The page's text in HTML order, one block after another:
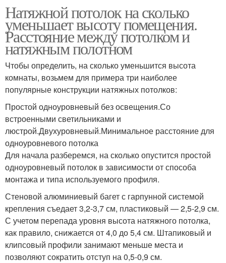
Натяжной потолок на сколько
уменьшает высоту помещения.
Расстояние между потолком и
натяжным полотном
Чтобы определить, на сколько уменьшится высота
комнаты, возьмем для примера три наиболее
популярные конструкции натяжных потолков:
Простой одноуровневый без освещения.Со
встроенными светильниками и
люстрой.Двухуровневый.Минимальное расстояние для
одноуровневого потолка
Для начала разберемся, на сколько опустится простой
одноуровневый потолок в зависимости от способа
монтажа и типа используемого профиля.
Стеновой алюминиевый багет с гарпунной системой
крепления съедает 3,2-3,7 см, пластиковый — 2,5-2,9 см.
С учетом перепада уровня высота натяжного потолка,
как правило, снижается от 4,0 до 5,4 см. Штапиковый и
клипсовый профили занимают меньше места и
позволяют сократить отступ на 0,5-0,9 см.